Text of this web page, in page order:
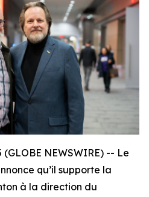
(GLOBE NEWSWIRE) -- Le
qu’il supporte la
à la direction du